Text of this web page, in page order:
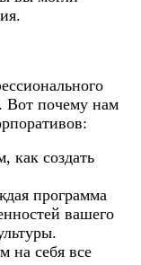
Вот почему нам
создать
программа
вашего
на себя все